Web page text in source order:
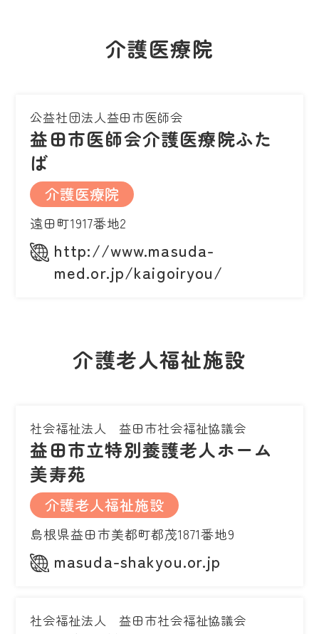
介護医療院
公益社団法人益田市医師会
益田市医師会介護医療院ふた
ば
介護医療院
遠田町1917番地2
http://www.masuda-
med.or.jp/kaigoiryou/
介護老人福祉施設
社会福祉法人 益田市社会福祉協議会
益田市立特別養護老人ホーム
美寿苑
介護老人福祉施設
島根県益田市美都町都茂1871番地9
masuda-shakyou.or.jp
社会福祉法人 益田市社会福祉協議会